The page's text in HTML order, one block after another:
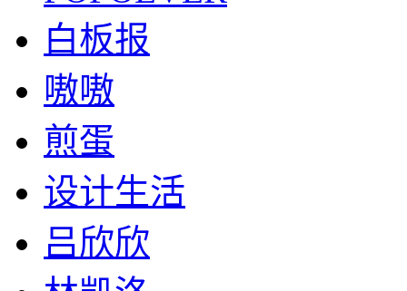
白板报
嗷嗷
煎蛋
设计生活
吕欣欣